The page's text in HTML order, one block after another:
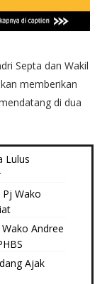
Septa dan Wakil
memberikan
di dua
Lulus
Wako
Andree
Ajak